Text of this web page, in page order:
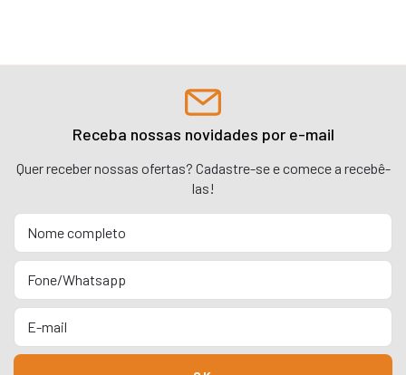
Receba nossas novidades por e-mail
Quer receber nossas ofertas? Cadastre-se e comece a recebê-
las!